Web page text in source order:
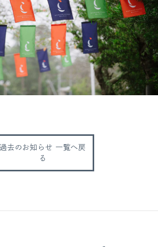
過去のお知らせ 一覧へ戻
る